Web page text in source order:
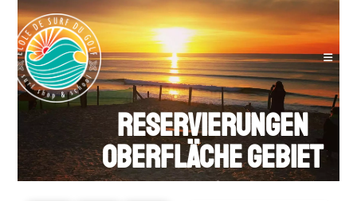
RESERVIERUNGEN
OBERFLÄCHE GEBIET